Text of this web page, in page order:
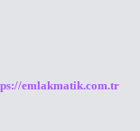
emlakmatik.com.tr